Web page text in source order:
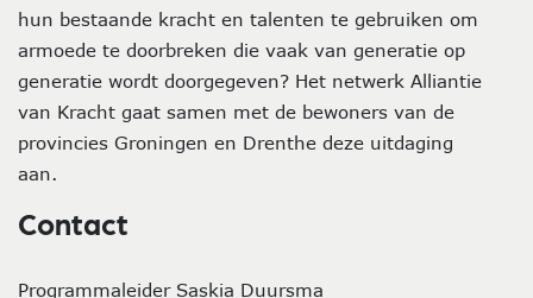
hun bestaande kracht en talenten te gebruiken om
armoede te doorbreken die vaak van generatie op
generatie wordt doorgegeven? Het netwerk Alliantie
van Kracht gaat samen met de bewoners van de
provincies Groningen en Drenthe deze uitdaging
aan.
Contact
Programmaleider Saskia Duursma